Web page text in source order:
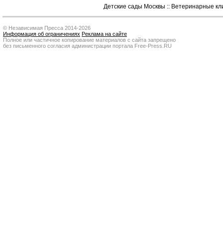
Детские сады Москвы :: Ветеринарные
© Независимая Пресса 2014-2026
Информация об ограничениях Реклама на сайте
Полное или частичное копирование материалов с сайта запрещено
без письменного согласия администрации портала Free-Press.RU